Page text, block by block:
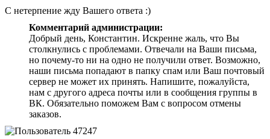
С нетерпение жду Вашего ответа :)
Комментарий администрации:
Добрый день, Константин. Искренне жаль, что Вы
столкнулись с проблемами. Отвечали на Ваши письма,
но почему-то ни на одно не получили ответ. Возможно,
наши письма попадают в папку спам или Ваш почтовый
сервер не может их принять. Напишите, пожалуйста,
нам с другого адреса почты или в сообщения группы в
ВК. Обязательно поможем Вам с вопросом отмены
заказов.